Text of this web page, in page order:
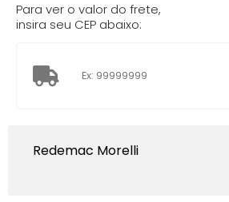
Para ver o valor do frete,
insira seu CEP abaixo:
Redemac Morelli